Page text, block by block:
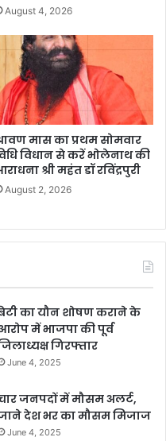
August 4, 2026
मास का प्रथम सोमवार
विधान से करें भोलेनाथ की
श्री महंत डॉ रविंद्रपुरी
August 2, 2026
का यौन शोषण कराने के
में भाजपा की पूर्व
गिरफ्तार
June 4, 2025
जनपदों में मौसम अलर्ट,
देश भर का मौसम मिजाज
June 4, 2025